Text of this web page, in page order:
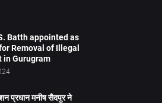
Batth appointed as
Removal of Illegal
in Gurugram
प्रधान मनीष सैदपुर ने